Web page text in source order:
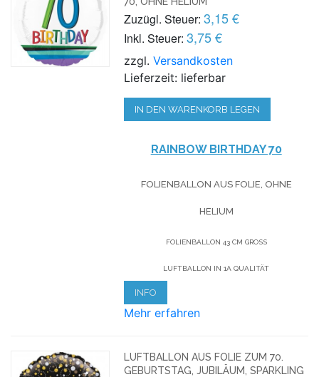
Zuzügl. Steuer: 3,15 €
Inkl. Steuer: 3,75 €
zzgl.Versandkosten
Lieferzeit: lieferbar
IN DEN WARENKORB LEGEN
RAINBOW BIRTHDAY 70
FOLIENBALLON AUS FOLIE, OHNE
HELIUM
FOLIENBALLON 43 CM GROSS
LUFTBALLON IN 1A QUALITÄT
INFO
Mehr erfahren
LUFTBALLON AUS FOLIE ZUM 70.
GEBURTSTAG, JUBILÄUM, SPARKLING